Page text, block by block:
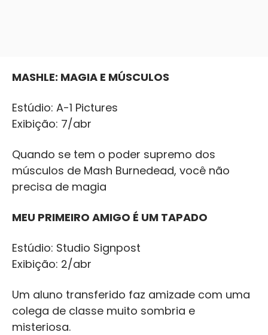
MASHLE: MAGIA E MÚSCULOS
Estúdio: A-1 Pictures
Exibição: 7/abr
Quando se tem o poder supremo dos
músculos de Mash Burnedead, você não
precisa de magia
MEU PRIMEIRO AMIGO É UM TAPADO
Estúdio: Studio Signpost
Exibição: 2/abr
Um aluno transferido faz amizade com uma
colega de classe muito sombria e
misteriosa.